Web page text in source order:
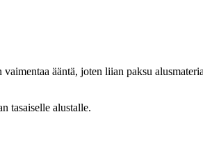
ääntä, joten liian paksu
tasaiselle alustalle.